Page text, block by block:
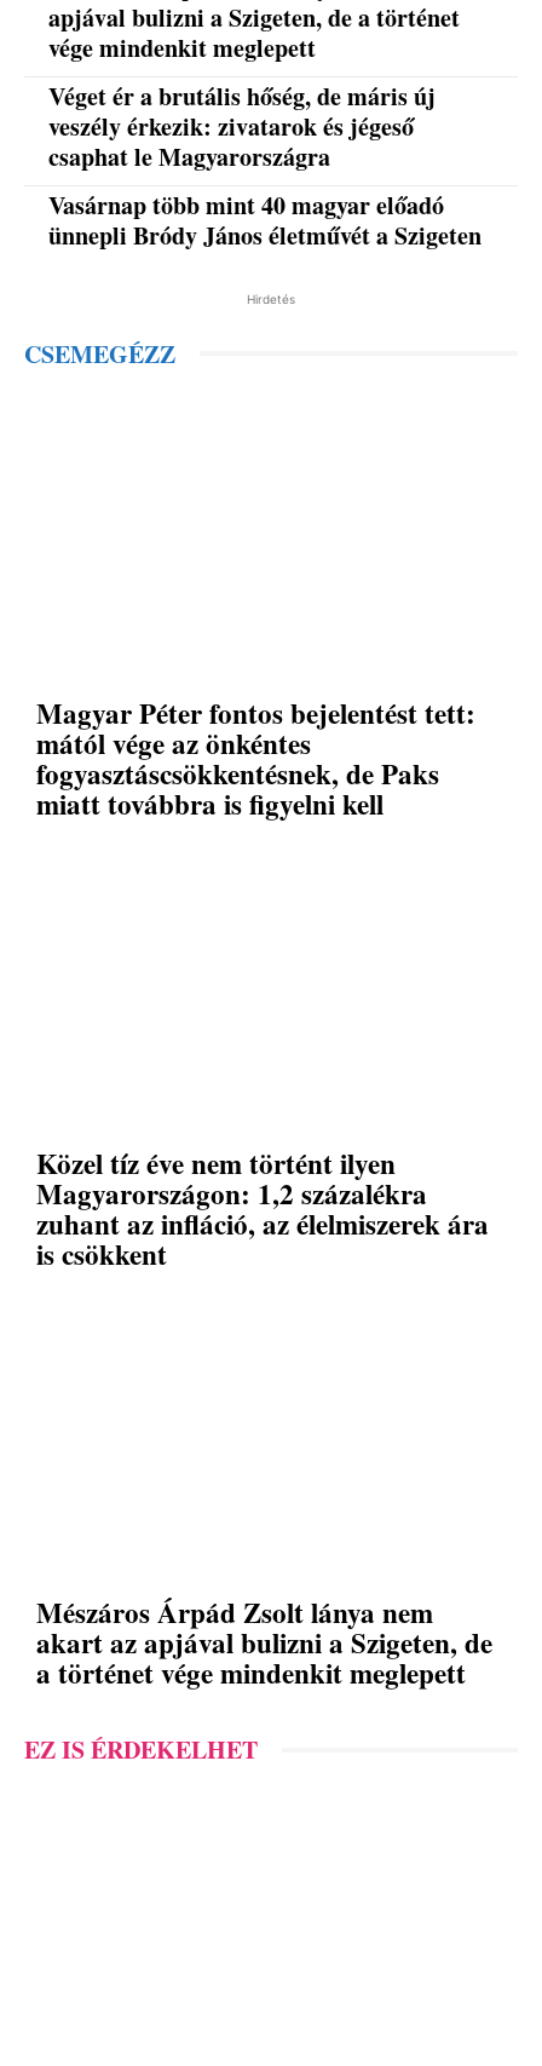
apjával bulizni a Szigeten, de a történet
vége mindenkit meglepett
Véget ér a brutális hőség, de máris új
veszély érkezik: zivatarok és jégeső
csaphat le Magyarországra
Vasárnap több mint 40 magyar előadó
ünnepli Bródy János életművét a Szigeten
Hirdetés
CSEMEGÉZZ
Magyar Péter fontos bejelentést tett:
mától vége az önkéntes
fogyasztáscsökkentésnek, de Paks
miatt továbbra is figyelni kell
Közel tíz éve nem történt ilyen
Magyarországon: 1,2 százalékra
zuhant az infláció, az élelmiszerek ára
is csökkent
Mészáros Árpád Zsolt lánya nem
akart az apjával bulizni a Szigeten, de
a történet vége mindenkit meglepett
EZ IS ÉRDEKELHET